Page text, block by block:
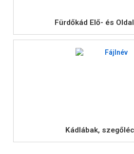
Fürdőkád Elő- és
Kádlábak,